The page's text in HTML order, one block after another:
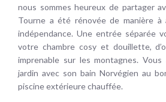
nous sommes heureux de partager
Tourne a été rénovée de manière à
indépendance. Une entrée séparée
votre chambre cosy et douillette,
imprenable sur les montagnes. Vous
jardin avec son bain Norvégien au
piscine extérieure chauffée.